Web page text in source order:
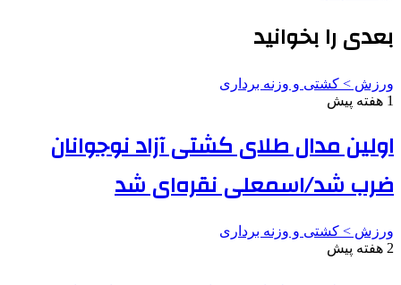
بعدی را بخوانید
ورزش > کشتی و وزنه برداری
1 هفته پیش
اولین مدال طلای کشتی آزاد نوجوانان
ضرب شد/اسمعلی نقره‌ای شد
ورزش > کشتی و وزنه برداری
2 هفته پیش